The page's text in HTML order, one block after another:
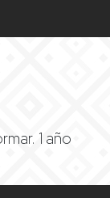
1 año